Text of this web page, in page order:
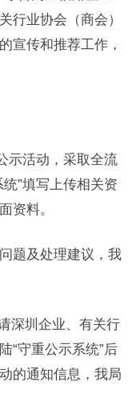
行业协会（商会）
宣传和推荐工作，
示活动，采取全流
”填写上传相关资
资料。
题及处理建议，我
深圳企业、有关行
“守重公示系统”后
的通知信息，我局